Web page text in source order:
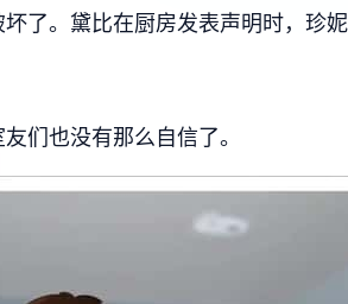
了。黛比在厨房发表声明时，珍
们也没有那么自信了。